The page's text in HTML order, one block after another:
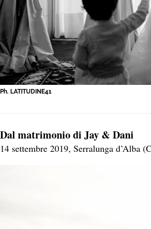
Ph. LATITUDINE41
Dal matrimonio di Jay & Dani
14 settembre 2019, Serralunga d’Alba